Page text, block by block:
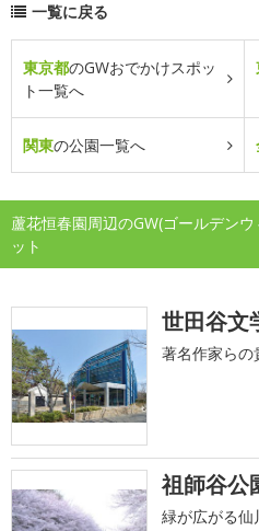
一覧に戻る
東京都のGWおでかけスポッ
ト一覧へ
関東の公園一覧へ
蘆花恒春園周辺のGW(ゴールデン
ット
世田谷文
著名作家ら
祖師谷公
緑が広がる仙